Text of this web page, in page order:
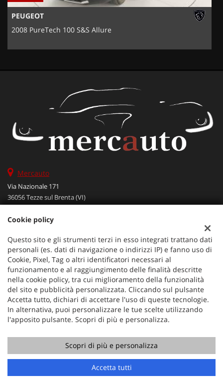
Contatta un consulente
PEUGEOT
2008 PureTech 100 S&S Allure
Mercauto
Via Nazionale 171
36056 Tezze sul Brenta (VI)
Cellulare:
Email:
info@mercauto2.com
Dati fiscali:
ALLES DI INVERSO LORENZO
Via Nazionale, 171 PD - 36056 Tezze sul Brenta
C.F/P.IVA:03514030240
Registro delle imprese: PD
Cookie policy
Questo sito e gli strumenti terzi in esso integrati trattano dati
personali (es. dati di navigazione o indirizzi IP) e fanno uso di
Cookie, Pixel, Tag o altri identificatori necessari al
funzionamento e al raggiungimento delle finalità descritte
nella cookie policy, tra cui miglioramento della funzionalità
del sito e pubblicità personalizzata. Cliccando sul pulsante
Accetta tutto, dichiari di accettare l'uso di queste tecnologie.
In alternativa, puoi personalizzare le tue scelte utilizzando
l'apposito pulsante. Scopri di più e personalizza.
Scopri di più e personalizza
Accetta tutti